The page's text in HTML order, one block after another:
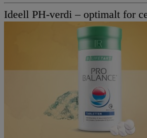
Ideell PH-verdi – optimalt for